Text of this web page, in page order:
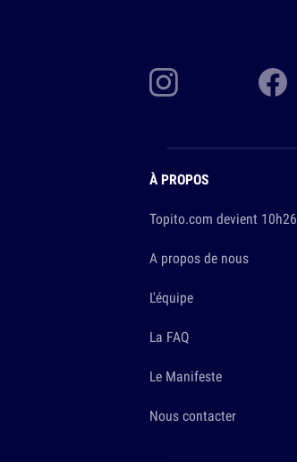
À PROPOS
Topito.com devient 10h26
A propos de nous
L'équipe
La FAQ
Le Manifeste
Nous contacter